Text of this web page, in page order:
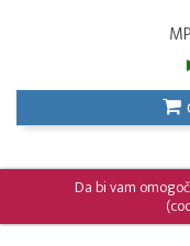
Da bi vam